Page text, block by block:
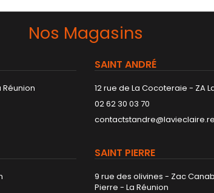
Nos Magasins
Réunion
SAINT ANDRÉ
12 rue de La Cocoteraie - ZA
02 62 30 03 70
contactstandre@lavieclaire.re
SAINT PIERRE
9 rue des olivines - Zac
Pierre - La Réunion